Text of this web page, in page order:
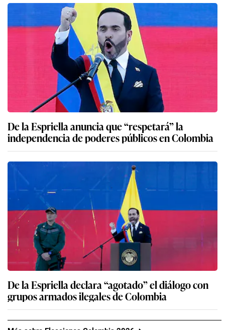
De la Espriella anuncia que “respetará” la
independencia de poderes públicos en Colombia
De la Espriella declara “agotado” el diálogo con
grupos armados ilegales de Colombia